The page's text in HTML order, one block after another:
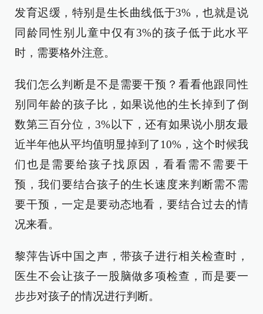
发育迟缓，特别是生长曲线低于3%，也就是说
同龄同性别儿童中仅有3%的孩子低于此水平
时，需要格外注意。
我们怎么判断是不是需要干预？看看他跟同性
别同年龄的孩子比，如果说他的生长掉到了倒
数第三百分位，3%以下，还有如果说小朋友最
近半年他从平均值明显掉到了10%，这个时候我
们也是需要给孩子找原因，看看需不需要干
预，我们要结合孩子的生长速度来判断需不需
要干预，一定是要动态地看，要结合过去的情
况来看。
黎萍告诉中国之声，带孩子进行相关检查时，
医生不会让孩子一股脑做多项检查，而是要一
步步对孩子的情况进行判断。